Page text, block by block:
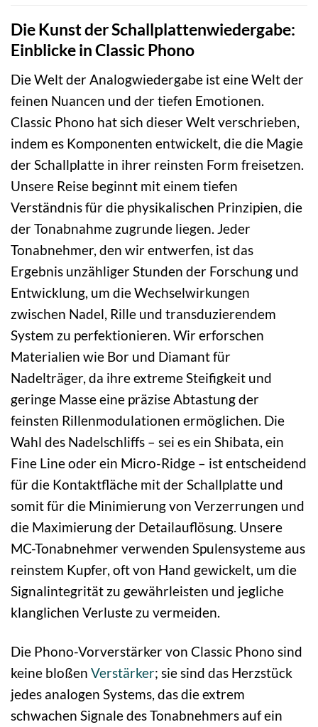
Die Kunst der Schallplattenwiedergabe:
Einblicke in Classic Phono
Die Welt der Analogwiedergabe ist eine Welt der
feinen Nuancen und der tiefen Emotionen.
Classic Phono hat sich dieser Welt verschrieben,
indem es Komponenten entwickelt, die die Magie
der Schallplatte in ihrer reinsten Form freisetzen.
Unsere Reise beginnt mit einem tiefen
Verständnis für die physikalischen Prinzipien, die
der Tonabnahme zugrunde liegen. Jeder
Tonabnehmer, den wir entwerfen, ist das
Ergebnis unzähliger Stunden der Forschung und
Entwicklung, um die Wechselwirkungen
zwischen Nadel, Rille und transduzierendem
System zu perfektionieren. Wir erforschen
Materialien wie Bor und Diamant für
Nadelträger, da ihre extreme Steifigkeit und
geringe Masse eine präzise Abtastung der
feinsten Rillenmodulationen ermöglichen. Die
Wahl des Nadelschliffs – sei es ein Shibata, ein
Fine Line oder ein Micro-Ridge – ist entscheidend
für die Kontaktfläche mit der Schallplatte und
somit für die Minimierung von Verzerrungen und
die Maximierung der Detailauflösung. Unsere
MC-Tonabnehmer verwenden Spulensysteme aus
reinstem Kupfer, oft von Hand gewickelt, um die
Signalintegrität zu gewährleisten und jegliche
klanglichen Verluste zu vermeiden.
Die Phono-Vorverstärker von Classic Phono sind
keine bloßen Verstärker; sie sind das Herzstück
jedes analogen Systems, das die extrem
schwachen Signale des Tonabnehmers auf ein